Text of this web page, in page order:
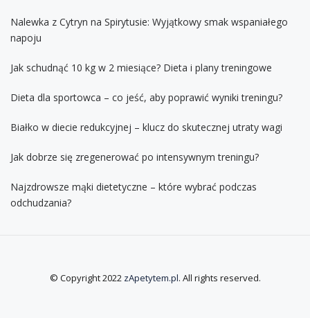
Nalewka z Cytryn na Spirytusie: Wyjątkowy smak wspaniałego
napoju
Jak schudnąć 10 kg w 2 miesiące? Dieta i plany treningowe
Dieta dla sportowca – co jeść, aby poprawić wyniki treningu?
Białko w diecie redukcyjnej – klucz do skutecznej utraty wagi
Jak dobrze się zregenerować po intensywnym treningu?
Najzdrowsze mąki dietetyczne – które wybrać podczas
odchudzania?
© Copyright 2022 zApetytem.pl. All rights reserved.